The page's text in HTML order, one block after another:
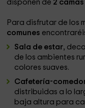
disponen de 2
Para disfrutar de los
comunes
Sala de estar,
de los ambientes
colores suaves.
Cafetería-
distribuidas a lo
baja altura para